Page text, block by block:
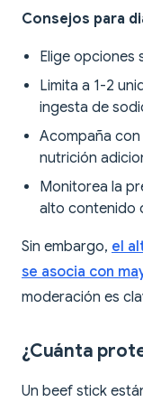
Consejos para
Elige opciones
Limita a 1-2
ingesta de
Acompaña
nutrición
Monitorea la
alto contenido
Sin embargo, el
se asocia con
moderación es
¿Cuánta
Un beef stick